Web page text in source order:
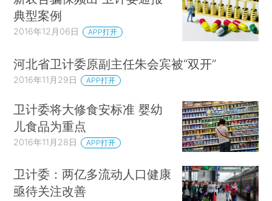
典型案例
2016年12月06日 APP打开
河北省卫计委原副主任朱会宾被“双开”
2016年11月29日 APP打开
卫计委将大修食安标准 婴幼
儿食品为重点
2016年11月28日 APP打开
卫计委：两亿多流动人口健康
亟待关注改善